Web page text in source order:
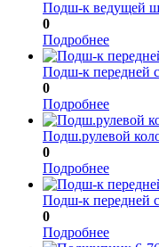
Подш-к ведущей
0
Подробнее
Подш-к передней
0
Подробнее
Подш.рулевой
0
Подробнее
Подш-к передней
0
Подробнее